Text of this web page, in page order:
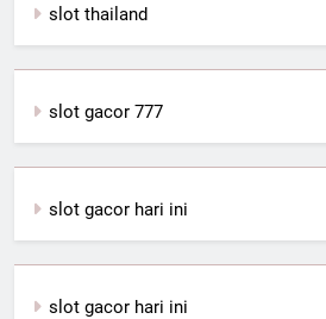
slot thailand
slot gacor 777
slot gacor hari ini
slot gacor hari ini